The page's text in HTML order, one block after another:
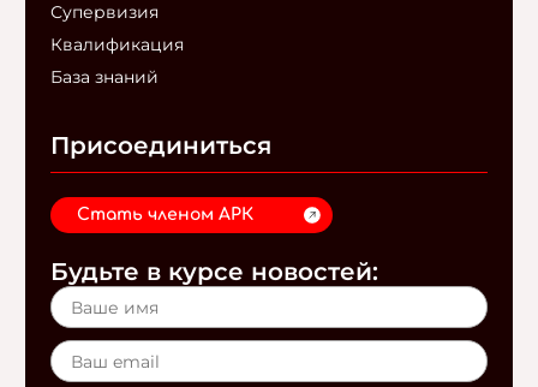
Супервизия
Квалификация
База знаний
Присоединиться
Стать членом АРК
Будьте в курсе новостей: